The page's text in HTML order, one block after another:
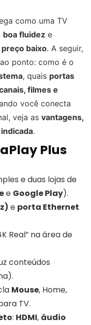
como uma TV
boa fluidez e
preço baixo. A seguir,
ponto: como é o
, quais portas
filmes e
você conecta
veja as vantagens,
.
Plus
e duas lojas de
e Google Play).
e porta Ethernet
Real” na área de
conteúdos
Mouse, Home,
TV.
: HDMI, áudio